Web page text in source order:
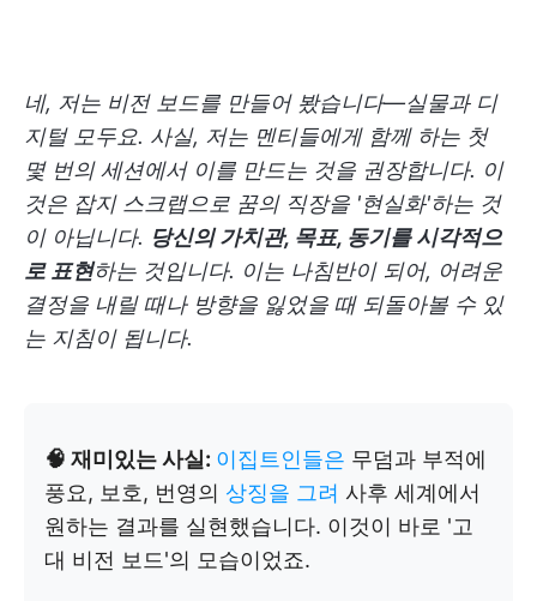
네, 저는 비전 보드를 만들어 봤습니다—실물과 디
지털 모두요. 사실, 저는 멘티들에게 함께 하는 첫
몇 번의 세션에서 이를 만드는 것을 권장합니다. 이
것은 잡지 스크랩으로 꿈의 직장을 '현실화'하는 것
이 아닙니다. 당신의 가치관, 목표, 동기를 시각적으
로 표현하는 것입니다. 이는 나침반이 되어, 어려운
결정을 내릴 때나 방향을 잃었을 때 되돌아볼 수 있
는 지침이 됩니다.
🧠 재미있는 사실: 이집트인들은 무덤과 부적에
풍요, 보호, 번영의 상징을 그려 사후 세계에서
원하는 결과를 실현했습니다. 이것이 바로 '고
대 비전 보드'의 모습이었죠.